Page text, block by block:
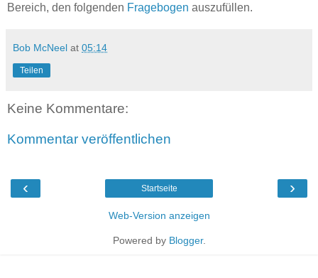
Bereich, den folgenden Fragebogen auszufüllen.
Bob McNeel at 05:14
Teilen
Keine Kommentare:
Kommentar veröffentlichen
‹ ›
Startseite
Web-Version anzeigen
Powered by Blogger.